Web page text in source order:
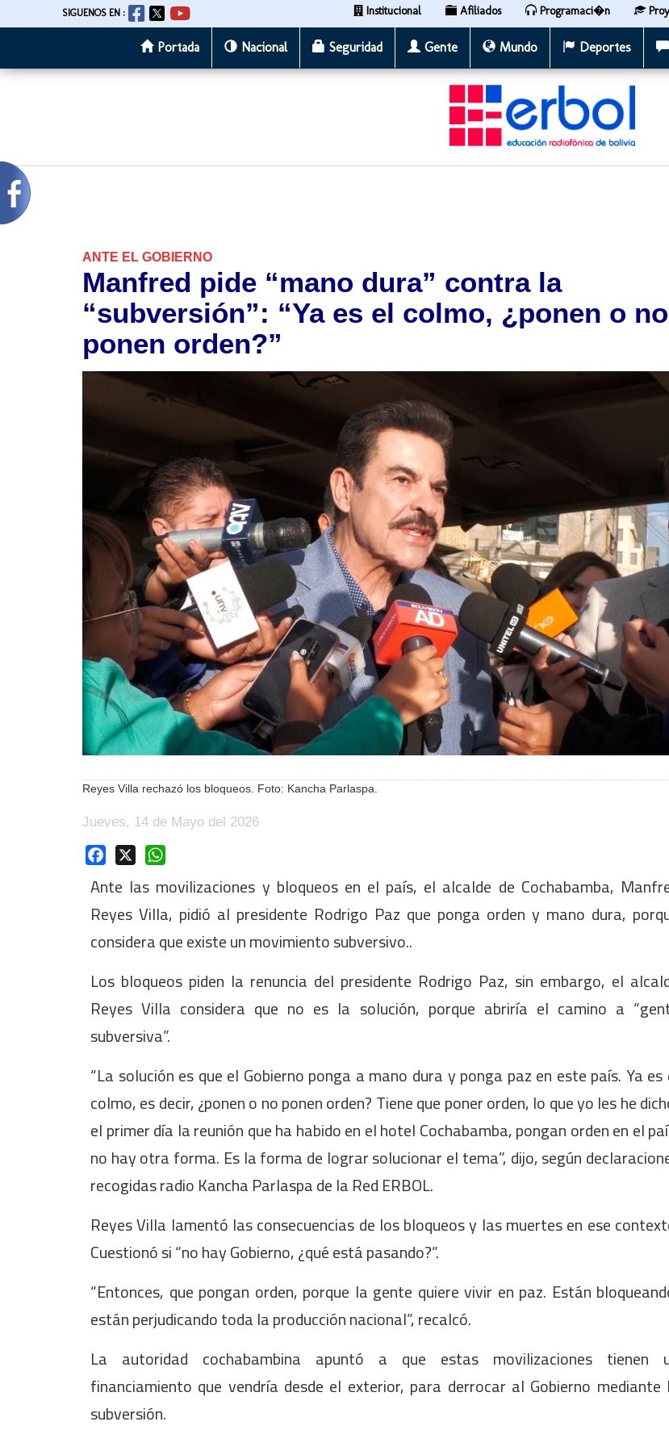
al
SIGUENOS EN : Institucional Afiliados Programaci�n
Portada Nacional Seguridad Gente Mundo Deportes
ANTE EL GOBIERNO
Manfred pide “mano dura” contra la
“subversión”: “Ya es el colmo, ¿ponen o no
ponen orden?”
Reyes Villa rechazó los bloqueos. Foto: Kancha Parlaspa.
Jueves, 14 de Mayo del 2026
Facebook
Ante las movilizaciones y bloqueos en el país, el alcalde de Cochabamba,
Reyes Villa, pidió al presidente Rodrigo Paz que ponga orden y mano dura,
considera que existe un movimiento subversivo..
Los bloqueos piden la renuncia del presidente Rodrigo Paz, sin embargo, el
Reyes Villa considera que no es la solución, porque abriría el camino a
subversiva”.
“La solución es que el Gobierno ponga a mano dura y ponga paz en este país. Ya es
colmo, es decir, ¿ponen o no ponen orden? Tiene que poner orden, lo que yo les he
el primer día la reunión que ha habido en el hotel Cochabamba, pongan orden en el
no hay otra forma. Es la forma de lograr solucionar el tema”, dijo, según
recogidas radio Kancha Parlaspa de la Red ERBOL.
Reyes Villa lamentó las consecuencias de los bloqueos y las muertes en ese
Cuestionó si “no hay Gobierno, ¿qué está pasando?”.
“Entonces, que pongan orden, porque la gente quiere vivir en paz. Están
están perjudicando toda la producción nacional”, recalcó.
La autoridad cochabambina apuntó a que estas movilizaciones tienen
financiamiento que vendría desde el exterior, para derrocar al Gobierno mediante
subversión.